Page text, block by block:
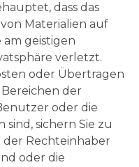
dass das
Materialien auf
am geistigen
verletzt.
oder Übertragen
der
oder die
sichern Sie zu
der Rechteinhaber
oder die